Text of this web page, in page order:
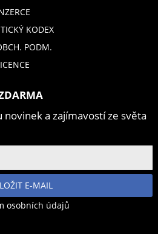
KODEX
PODM.
a zajímavostí ze světa
E-MAIL
osobních údajů